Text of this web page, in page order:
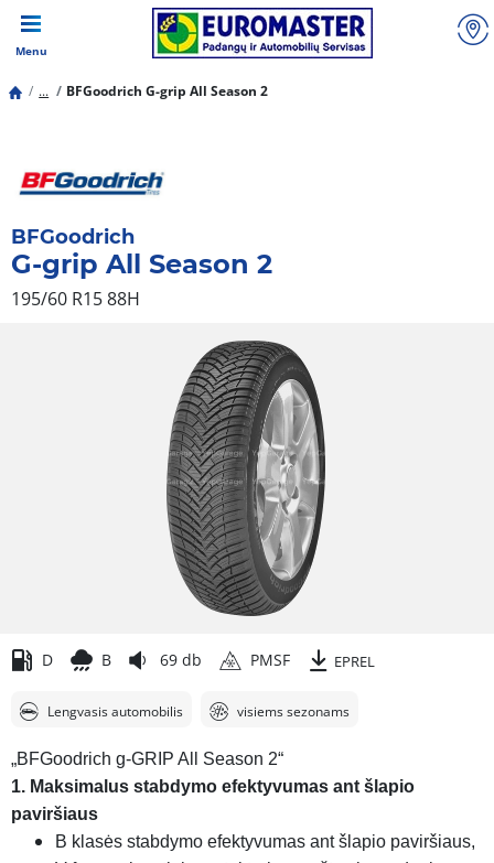
Menu
... BFGoodrich G-grip All Season 2
BFGoodrich
G-grip All Season 2
195/60 R15 88H
D B 69 db PMSF EPREL
Lengvasis automobilis visiems sezonams
„BFGoodrich g-GRIP All Season 2“
1. Maksimalus stabdymo efektyvumas ant šlapio
paviršiaus
B klasės stabdymo efektyvumas ant šlapio paviršiaus,